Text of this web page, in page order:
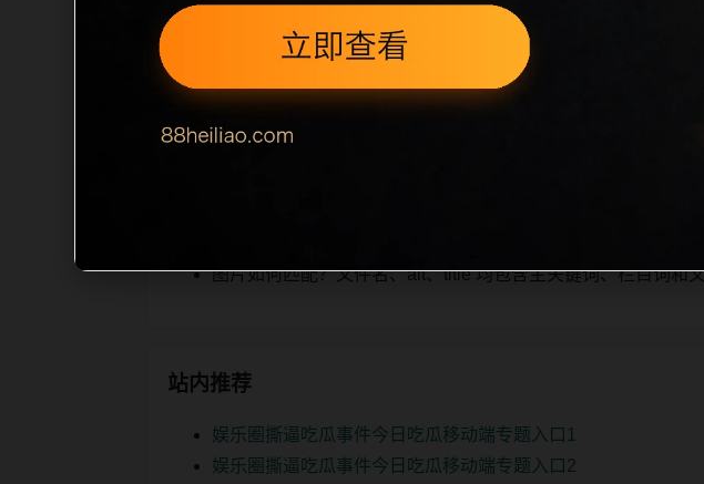
为本栏目的初始建设内容，主要用于补齐栏目深度、稳定内链结构
空或正文不足，将进入每日 SEO 检查清单自动修正。
投稿入口后续如何更新？按每日少量、主题相关、图片本地化
图片如何匹配？文件名、alt、title 均包含主关键词、栏目词和
站内推荐
娱乐圈撕逼吃瓜事件今日吃瓜移动端专题入口1
娱乐圈撕逼吃瓜事件今日吃瓜移动端专题入口2